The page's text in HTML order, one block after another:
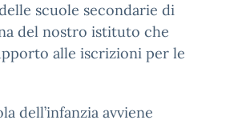
scuole secondarie di
del nostro istituto che
alle iscrizioni per le
dell’infanzia avviene